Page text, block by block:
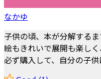
なかゆ
子供の頃、本が分解するま
絵もきれいで展開も楽しく
必ず購入して、自分の子